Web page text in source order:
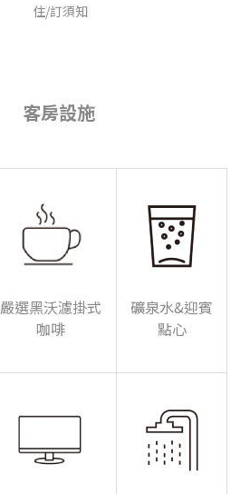
住/訂須知
客房設施
嚴選黑沃濾掛式
咖啡
礦泉水&迎賓
點心